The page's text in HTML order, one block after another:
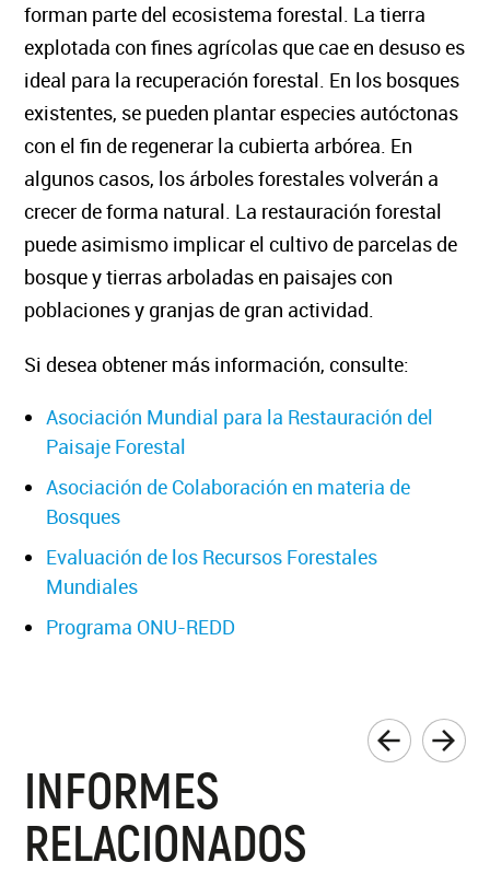
forman parte del ecosistema forestal. La tierra
explotada con fines agrícolas que cae en desuso es
ideal para la recuperación forestal. En los bosques
existentes, se pueden plantar especies autóctonas
con el fin de regenerar la cubierta arbórea. En
algunos casos, los árboles forestales volverán a
crecer de forma natural. La restauración forestal
puede asimismo implicar el cultivo de parcelas de
bosque y tierras arboladas en paisajes con
poblaciones y granjas de gran actividad.
Si desea obtener más información, consulte:
Asociación Mundial para la Restauración del
Paisaje Forestal
Asociación de Colaboración en materia de
Bosques
Evaluación de los Recursos Forestales
Mundiales
Programa ONU-REDD
INFORMES
RELACIONADOS